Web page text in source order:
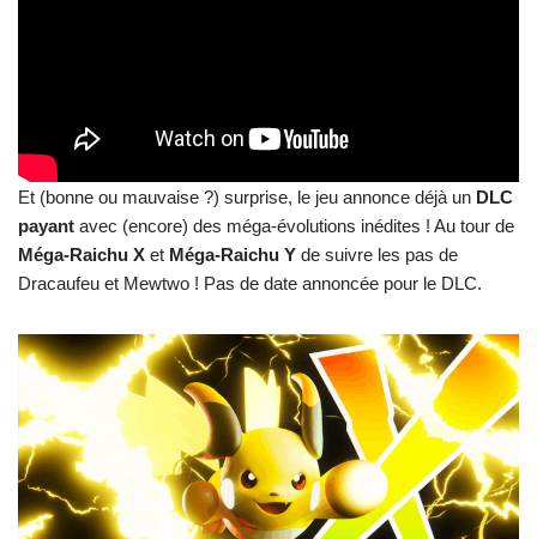
Et (bonne ou mauvaise ?) surprise, le jeu annonce déjà un DLC
payant avec (encore) des méga-évolutions inédites ! Au tour de
Méga-Raichu X et Méga-Raichu Y de suivre les pas de
Dracaufeu et Mewtwo ! Pas de date annoncée pour le DLC.